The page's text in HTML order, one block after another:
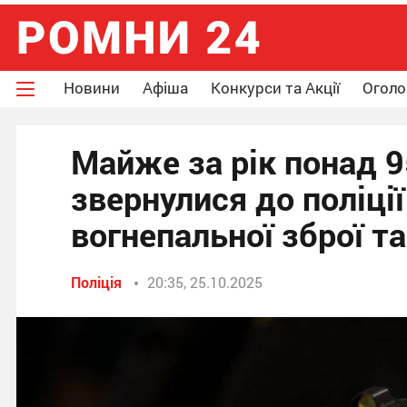
Новини Афіша Конкурси та Акції
Майже за рік понад
звернулися до
вогнепальної зброї
Поліція 20:35, 25.10.2025